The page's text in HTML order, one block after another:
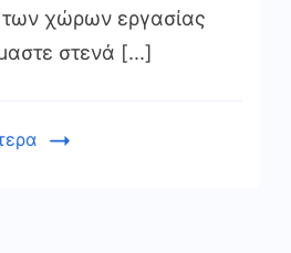
χώρων εργασίας
στενά [...]